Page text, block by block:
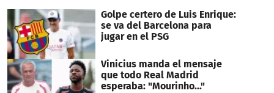
Golpe certero de Luis Enrique:
se va del Barcelona para
jugar en el PSG
Vinicius manda el mensaje
que todo Real Madrid
esperaba: "Mourinho..."